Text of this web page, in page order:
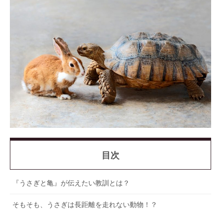
目次
『うさぎと亀』が伝えたい教訓とは？
そもそも、うさぎは長距離を走れない動物！？